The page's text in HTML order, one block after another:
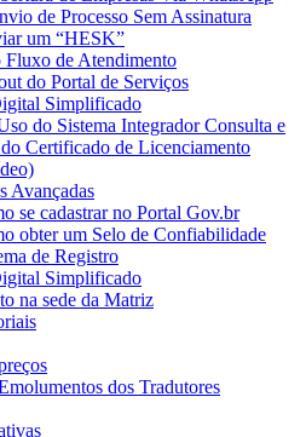
de Processo Sem Assinatura
um “HESK”
Fluxo de Atendimento
do Portal de Serviços
Simplificado
do Sistema Integrador Consulta e
Certificado de Licenciamento
Avançadas
se cadastrar no Portal Gov.br
obter um Selo de Confiabilidade
de Registro
Simplificado
na sede da Matriz
dos Tradutores